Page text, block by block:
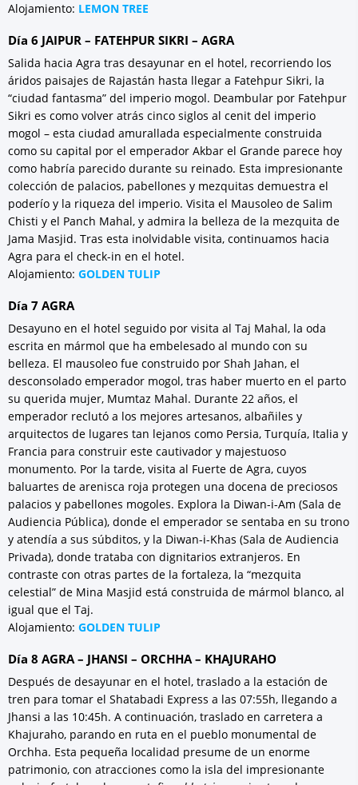
Alojamiento: LEMON TREE
Día 6 JAIPUR – FATEHPUR SIKRI – AGRA
Salida hacia Agra tras desayunar en el hotel, recorriendo los
áridos paisajes de Rajastán hasta llegar a Fatehpur Sikri, la
“ciudad fantasma” del imperio mogol. Deambular por Fatehpur
Sikri es como volver atrás cinco siglos al cenit del imperio
mogol – esta ciudad amurallada especialmente construida
como su capital por el emperador Akbar el Grande parece hoy
como habría parecido durante su reinado. Esta impresionante
colección de palacios, pabellones y mezquitas demuestra el
poderío y la riqueza del imperio. Visita el Mausoleo de Salim
Chisti y el Panch Mahal, y admira la belleza de la mezquita de
Jama Masjid. Tras esta inolvidable visita, continuamos hacia
Agra para el check-in en el hotel.
Alojamiento: GOLDEN TULIP
Día 7 AGRA
Desayuno en el hotel seguido por visita al Taj Mahal, la oda
escrita en mármol que ha embelesado al mundo con su
belleza. El mausoleo fue construido por Shah Jahan, el
desconsolado emperador mogol, tras haber muerto en el parto
su querida mujer, Mumtaz Mahal. Durante 22 años, el
emperador reclutó a los mejores artesanos, albañiles y
arquitectos de lugares tan lejanos como Persia, Turquía, Italia y
Francia para construir este cautivador y majestuoso
monumento. Por la tarde, visita al Fuerte de Agra, cuyos
baluartes de arenisca roja protegen una docena de preciosos
palacios y pabellones mogoles. Explora la Diwan-i-Am (Sala de
Audiencia Pública), donde el emperador se sentaba en su trono
y atendía a sus súbditos, y la Diwan-i-Khas (Sala de Audiencia
Privada), donde trataba con dignitarios extranjeros. En
contraste con otras partes de la fortaleza, la “mezquita
celestial” de Mina Masjid está construida de mármol blanco, al
igual que el Taj.
Alojamiento: GOLDEN TULIP
Día 8 AGRA – JHANSI – ORCHHA – KHAJURAHO
Después de desayunar en el hotel, traslado a la estación de
tren para tomar el Shatabadi Express a las 07:55h, llegando a
Jhansi a las 10:45h. A continuación, traslado en carretera a
Khajuraho, parando en ruta en el pueblo monumental de
Orchha. Esta pequeña localidad presume de un enorme
patrimonio, con atracciones como la isla del impresionante